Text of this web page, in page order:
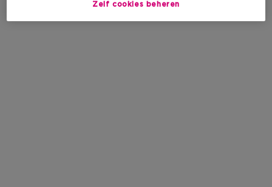
Zelf cookies beheren